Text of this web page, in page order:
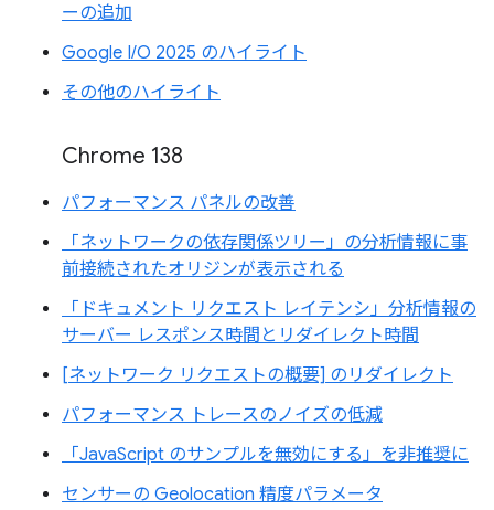
ーの追加
Google I/O 2025 のハイライト
その他のハイライト
Chrome 138
パフォーマンス パネルの改善
「ネットワークの依存関係ツリー」の分析情報に事
前接続されたオリジンが表示される
「ドキュメント リクエスト レイテンシ」分析情報の
サーバー レスポンス時間とリダイレクト時間
[ネットワーク リクエストの概要] のリダイレクト
パフォーマンス トレースのノイズの低減
「JavaScript のサンプルを無効にする」を非推奨に
センサーの Geolocation 精度パラメータ